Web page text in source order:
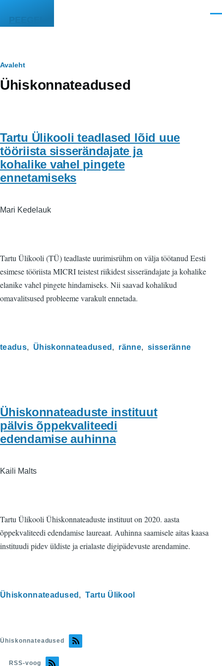
PEEGEL
Leivapuru
Avaleht
Ühiskonnateadused
Tartu Ülikooli teadlased lõid uue
tööriista sisserändajate ja
kohalike vahel pingete
ennetamiseks
Mari Kedelauk
Tartu Ülikooli (TÜ) teadlaste uurimisrühm on välja töötanud Eesti
esimese tööriista MICRI teistest riikidest sisserändajate ja kohalike
elanike vahel pingete hindamiseks. Nii saavad kohalikud
omavalitsused probleeme varakult ennetada.
teadus Ühiskonnateadused ränne sisseränne
Ühiskonnateaduste instituut
pälvis õppekvaliteedi
edendamise auhinna
Kaili Malts
Tartu Ülikooli Ühiskonnateaduste instituut on 2020. aasta
õppekvaliteedi edendamise laureaat. Auhinna saamisele aitas kaasa
instituudi pidev üldiste ja erialaste digipädevuste arendamine.
Ühiskonnateadused Tartu Ülikool
Ühiskonnateadused
RSS-voog